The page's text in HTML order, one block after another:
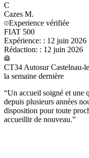
C
Cazes M.
Experience vérifiée
FIAT 500
Expérience: : 12 juin 2026
Rédaction: : 12 juin 2026
CT34 Autosur Castelnau-
la semaine dernière
“Un accueil soigné et une
depuis plusieurs années
disposition pour toute
accueillir de nouveau.”